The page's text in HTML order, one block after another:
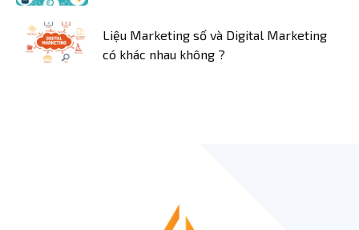
Liệu Marketing số và Digital Marketing
có khác nhau không ?